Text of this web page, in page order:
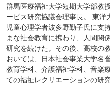
群馬医療福祉大学短期大学部教
ービス研究協議会理事長。 東洋
児童心理学者波多野勤子氏に支
まな社会教育に携わり、人間関
研究を続けた。その後、高校の
おいては、日本社会事業大学名
教育学科、介護福祉学科、音楽
ての福祉レクリエーションの研